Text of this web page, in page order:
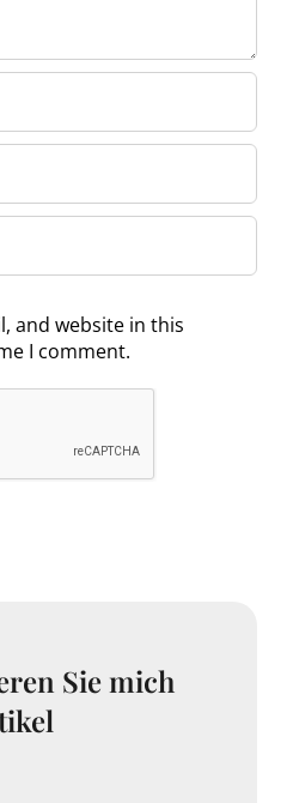
and website in this
I comment.
Sie mich